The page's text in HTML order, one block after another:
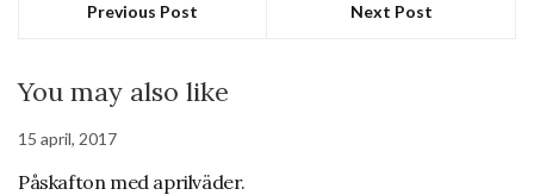
Previous Post Next Post
You may also like
15 april, 2017
Påskafton med aprilväder.